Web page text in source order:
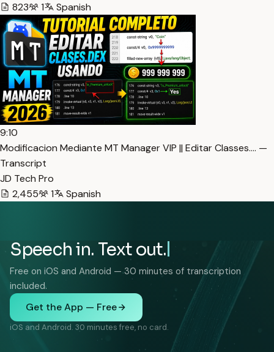
823
1 Spanish
9:10
Modificacion Mediante MT Manager VIP || Editar Classes.… —
Transcript
JD Tech Pro
2,455
1 Spanish
Speech in. Text out.
Free on iOS and Android — 30 minutes of transcription
included.
Get the App — Free
iOS and Android. 30 minutes free, no card.